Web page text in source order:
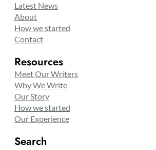
Latest News
About
How we started
Contact
Resources
Meet Our Writers
Why We Write
Our Story
How we started
Our Experience
Search